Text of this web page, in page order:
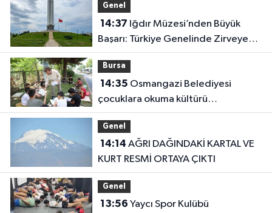
Genel
14:37
Başarı: Türkiye Genelinde Zirveye
Yerleşti!
Bursa
14:35
çocuklara okuma kültürü
kazandırıyor
Genel
14:14
KURT RESMİ ORTAYA ÇIKTI
Genel
13:56